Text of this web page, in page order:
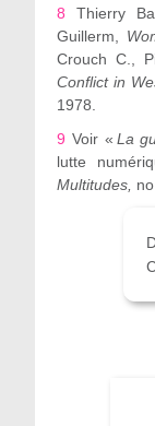
8
Thierry
Guillerm,
Crouch C.,
Conflict in
1978.
9 Voir « La
lutte
Multitudes, no